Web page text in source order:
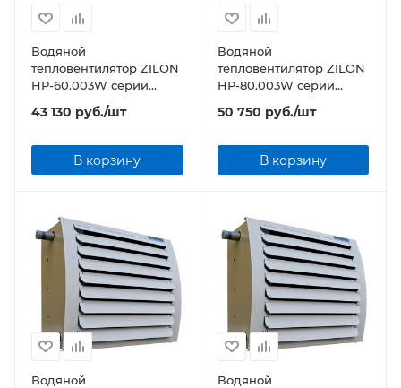
Водяной
тепловентилятор ZILON
HР-60.003W серии
43 130 руб./шт
В корзину
Водяной
тепловентилятор ZILON
HР-80.003W серии
50 750 руб./шт
В корзину
Водяной
Водяной